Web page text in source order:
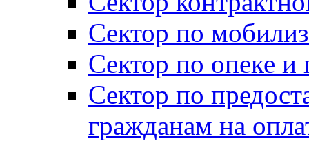
Сектор по
Сектор по опеке и
Сектор по
гражданам на